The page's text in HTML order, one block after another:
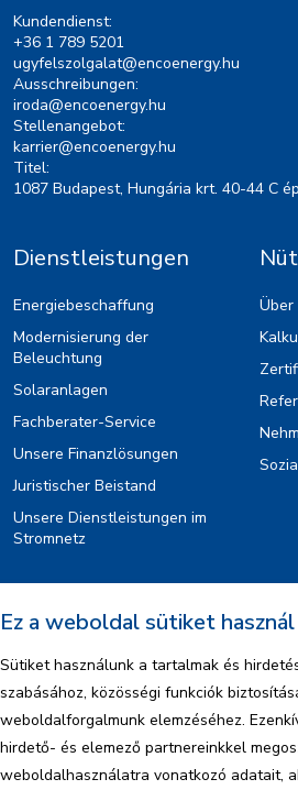
Kundendienst:
+36 1 789 5201
ugyfelszolgalat@encoenergy.hu
Ausschreibungen:
iroda@encoenergy.hu
Stellenangebot:
karrier@encoenergy.hu
Titel:
1087 Budapest, Hungária krt. 40-44 C
Dienstleistungen
Energiebeschaffung
Modernisierung der
Beleuchtung
Solaranlagen
Fachberater-Service
Unsere Finanzlösungen
Juristischer Beistand
Unsere Dienstleistungen im
Stromnetz
Über
Information
Rechtlicher Hinweis
Urheberrechte
Informationen zum Datenmanagement
Firmeninformationen
Berichte
Ez a weboldal sütiket használ
Sütiket használunk a tartalmak és
szabásához, közösségi funkciók
weboldalforgalmunk elemzéséhez.
hirdető- és elemező partnereinkkel
weboldalhasználatra vonatkozó adatait,